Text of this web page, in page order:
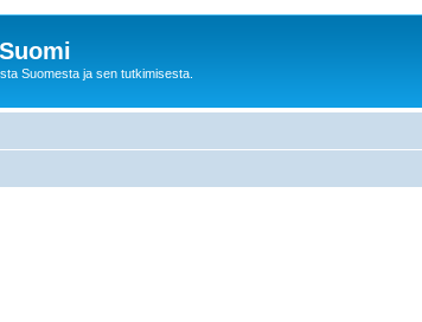
Suomesta ja sen tutkimisesta.